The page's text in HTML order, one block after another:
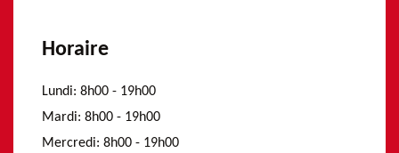
Horaire
Lundi: 8h00 - 19h00
Mardi: 8h00 - 19h00
Mercredi: 8h00 - 19h00